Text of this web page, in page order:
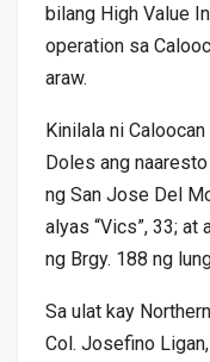
bilang High Value
operation sa
araw.
Kinilala ni
Doles ang naaresto
ng San Jose Del
alyas “Vics”, 33; at
ng Brgy. 188 ng
Sa ulat kay
Col. Josefino